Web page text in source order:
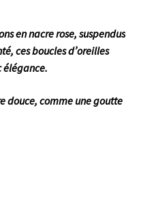
en nacre rose, suspendus
ces boucles d’oreilles
élégance.
douce, comme une goutte